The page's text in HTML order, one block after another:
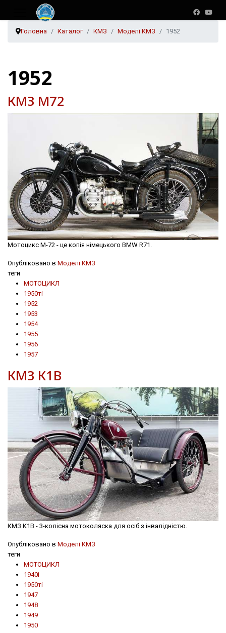
Головна Каталог КМЗ Моделі КМЗ 1952
1952
КМЗ М72
Мотоцикс М-72 - це копія німецького BMW R71.
Опубліковано в Моделі КМЗ
теги
МОТОЦИКЛ
1950ті
1952
1953
1954
1955
1956
1957
КМЗ К1В
КМЗ К1В - 3-колісна мотоколяска для осіб з інвалідністю.
Опубліковано в Моделі КМЗ
теги
МОТОЦИКЛ
1940і
1950ті
1947
1948
1949
1950